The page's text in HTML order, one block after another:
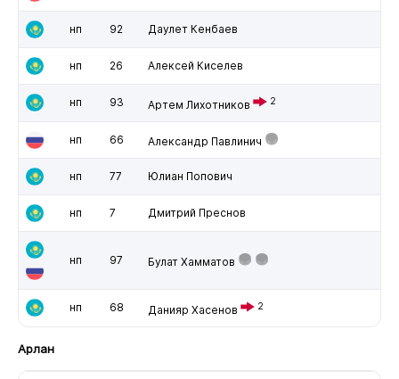
нп 92 Даулет Кенбаев
нп 26 Алексей Киселев
нп 93 Артем Лихотников 2
нп 66 Александр Павлинич
нп 77 Юлиан Попович
нп 7 Дмитрий Преснов
нп 97 Булат Хамматов
нп 68 Данияр Хасенов 2
Арлан